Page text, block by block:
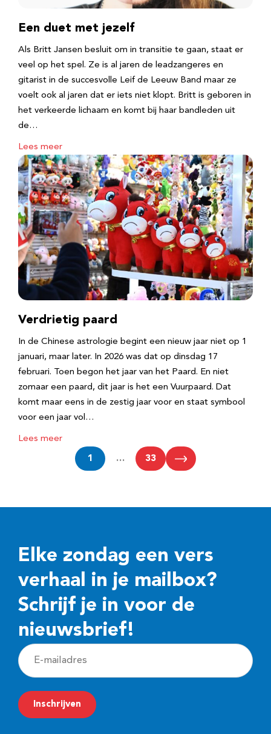
Een duet met jezelf
Als Britt Jansen besluit om in transitie te gaan, staat er
veel op het spel. Ze is al jaren de leadzangeres en
gitarist in de succesvolle Leif de Leeuw Band maar ze
voelt ook al jaren dat er iets niet klopt. Britt is geboren in
het verkeerde lichaam en komt bij haar bandleden uit
de…
Lees meer
Verdrietig paard
In de Chinese astrologie begint een nieuw jaar niet op 1
januari, maar later. In 2026 was dat op dinsdag 17
februari. Toen begon het jaar van het Paard. En niet
zomaar een paard, dit jaar is het een Vuurpaard. Dat
komt maar eens in de zestig jaar voor en staat symbool
voor een jaar vol…
Lees meer
1 … 33
Elke zondag een vers
verhaal in je mailbox?
Schrijf je in voor de
nieuwsbrief!
E
-
m
a
Inschrijven